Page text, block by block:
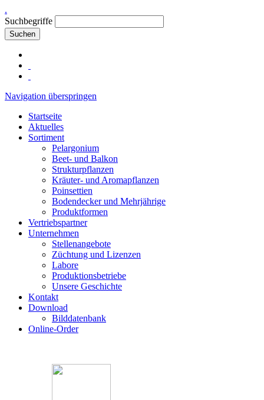
.
Suchbegriffe
Suchen
Navigation überspringen
Startseite
Aktuelles
Sortiment
Pelargonium
Beet- und Balkon
Strukturpflanzen
Kräuter- und Aromapflanzen
Poinsettien
Bodendecker und Mehrjährige
Produktformen
Vertriebspartner
Unternehmen
Stellenangebote
Züchtung und Lizenzen
Labore
Produktionsbetriebe
Unsere Geschichte
Kontakt
Download
Bilddatenbank
Online-Order